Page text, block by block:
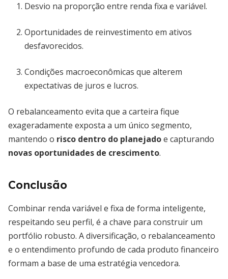
Desvio na proporção entre renda fixa e variável.
Oportunidades de reinvestimento em ativos
desfavorecidos.
Condições macroeconômicas que alterem
expectativas de juros e lucros.
O rebalanceamento evita que a carteira fique
exageradamente exposta a um único segmento,
mantendo o risco dentro do planejadoe capturando
novas oportunidades de crescimento.
Conclusão
Combinar renda variável e fixa de forma inteligente,
respeitando seu perfil, é a chave para construir um
portfólio robusto. A diversificação, o rebalanceamento
e o entendimento profundo de cada produto financeiro
formam a base de uma estratégia vencedora.